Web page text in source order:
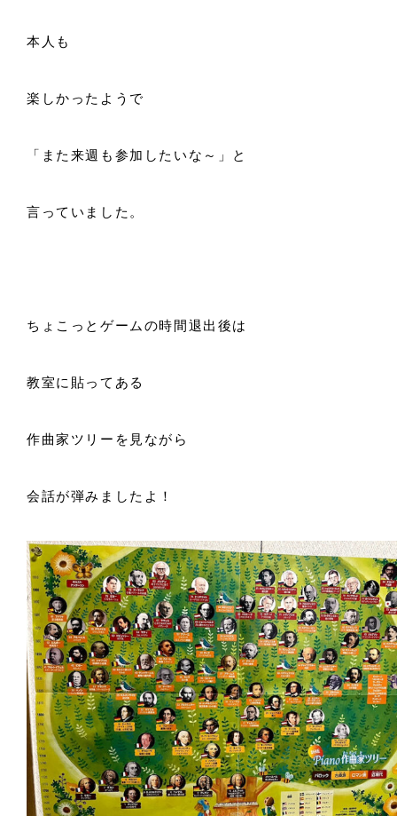
本人も
楽しかったようで
「また来週も参加したいな～」と
言っていました。
ちょこっとゲームの時間退出後は
教室に貼ってある
作曲家ツリーを見ながら
会話が弾みましたよ！